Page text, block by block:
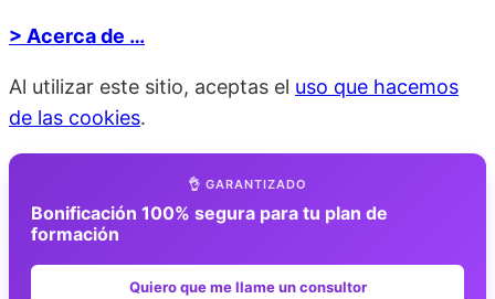
> Acerca de …
Al utilizar este sitio, aceptas el uso que hacemos
de las cookies.
👌 GARANTIZADO
Bonificación 100% segura para tu plan de
formación
Quiero que me llame un consultor